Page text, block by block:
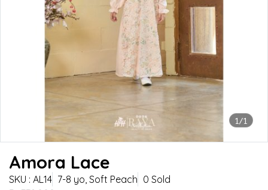
1/1
Amora Lace
SKU : AL14 7-8 yo, Soft Peach 0 Sold